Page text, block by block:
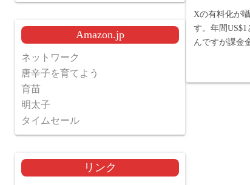
Xの有料化が
す。年間
んですが課金
Amazon.jp
ネットワーク
唐辛子を育てよう
育苗
明太子
タイムセール
リンク